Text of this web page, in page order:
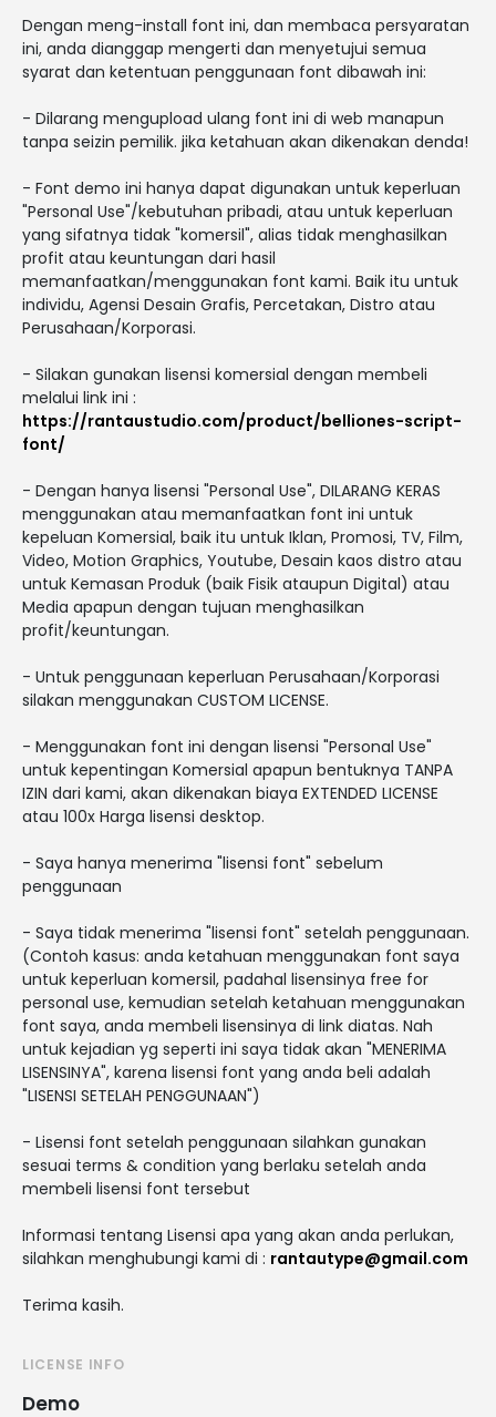
Dengan meng-install font ini, dan membaca persyaratan
ini, anda dianggap mengerti dan menyetujui semua
syarat dan ketentuan penggunaan font dibawah ini:
- Dilarang mengupload ulang font ini di web manapun
tanpa seizin pemilik. jika ketahuan akan dikenakan denda!
- Font demo ini hanya dapat digunakan untuk keperluan
"Personal Use"/kebutuhan pribadi, atau untuk keperluan
yang sifatnya tidak "komersil", alias tidak menghasilkan
profit atau keuntungan dari hasil
memanfaatkan/menggunakan font kami. Baik itu untuk
individu, Agensi Desain Grafis, Percetakan, Distro atau
Perusahaan/Korporasi.
- Silakan gunakan lisensi komersial dengan membeli
melalui link ini :
https://rantaustudio.com/product/belliones-script-
font/
- Dengan hanya lisensi "Personal Use", DILARANG KERAS
menggunakan atau memanfaatkan font ini untuk
kepeluan Komersial, baik itu untuk Iklan, Promosi, TV, Film,
Video, Motion Graphics, Youtube, Desain kaos distro atau
untuk Kemasan Produk (baik Fisik ataupun Digital) atau
Media apapun dengan tujuan menghasilkan
profit/keuntungan.
- Untuk penggunaan keperluan Perusahaan/Korporasi
silakan menggunakan CUSTOM LICENSE.
- Menggunakan font ini dengan lisensi "Personal Use"
untuk kepentingan Komersial apapun bentuknya TANPA
IZIN dari kami, akan dikenakan biaya EXTENDED LICENSE
atau 100x Harga lisensi desktop.
- Saya hanya menerima "lisensi font" sebelum
penggunaan
- Saya tidak menerima "lisensi font" setelah penggunaan.
(Contoh kasus: anda ketahuan menggunakan font saya
untuk keperluan komersil, padahal lisensinya free for
personal use, kemudian setelah ketahuan menggunakan
font saya, anda membeli lisensinya di link diatas. Nah
untuk kejadian yg seperti ini saya tidak akan "MENERIMA
LISENSINYA", karena lisensi font yang anda beli adalah
"LISENSI SETELAH PENGGUNAAN")
- Lisensi font setelah penggunaan silahkan gunakan
sesuai terms & condition yang berlaku setelah anda
membeli lisensi font tersebut
Informasi tentang Lisensi apa yang akan anda perlukan,
silahkan menghubungi kami di : rantautype@gmail.com
Terima kasih.
LICENSE INFO
Demo